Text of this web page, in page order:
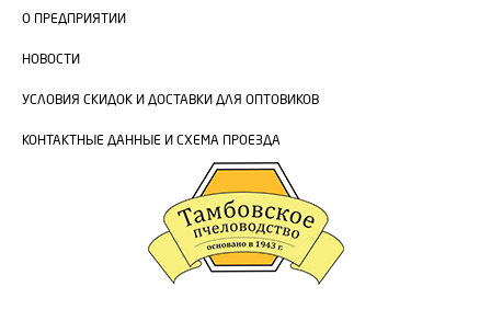
О ПРЕДПРИЯТИИ
НОВОСТИ
УСЛОВИЯ СКИДОК И ДОСТАВКИ ДЛЯ ОПТОВИКОВ
КОНТАКТНЫЕ ДАННЫЕ И СХЕМА ПРОЕЗДА